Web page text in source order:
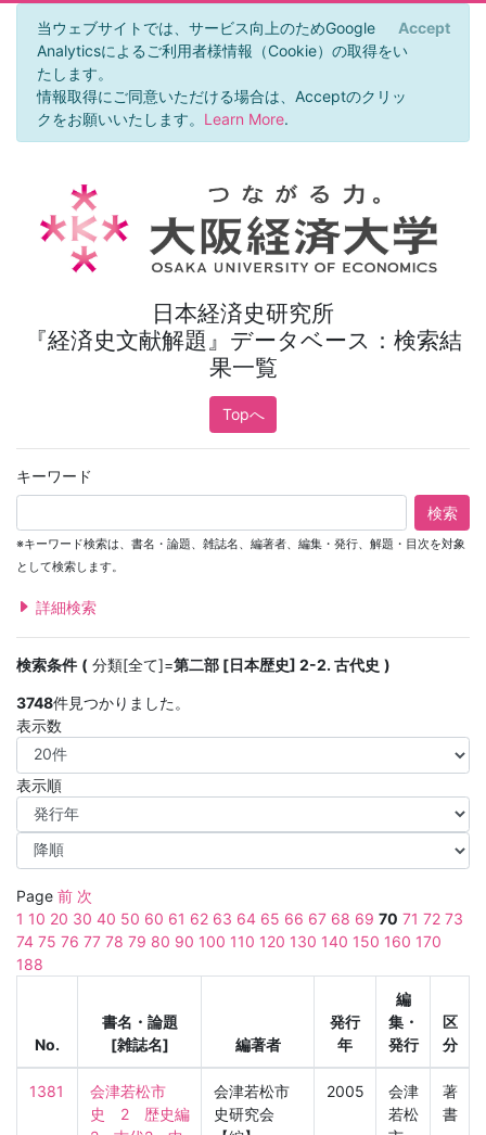
当ウェブサイトでは、サービス向上のためGoogle
Analyticsによるご利用者様情報（Cookie）の取得をい
たします。
情報取得にご同意いただける場合は、Acceptのクリッ
クをお願いいたします。 Learn More.
Accept
日本経済史研究所
『経済史文献解題』データベース：検索結
果一覧
Topへ
キーワード
検索
※キーワード検索は、書名・論題、雑誌名、編著者、編集・発行、解題・目次を対象
として検索します。
詳細検索
検索条件 分類[全て]=第二部 [日本歴史] 2-2. 古代史
3748件見つかりました。
表示数
表示順
Page 前 次
1 10 20 30 40 50 60 61 62 63 64 65 66 67 68 69 70 71 72 73
74 75 76 77 78 79 80 90 100 110 120 130 140 150 160 170
188
No.
書名・論題
[雑誌名]
編著者
発行
年
編
集・
発行
区
分
1381
会津若松市
史　2　歴史編
会津若松市
史研究会
2005
会津
若松
著
書
×